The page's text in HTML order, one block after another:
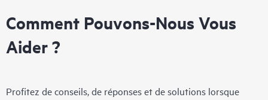
Comment Pouvons-Nous Vous
Aider ?
Profitez de conseils, de réponses et de solutions lorsque